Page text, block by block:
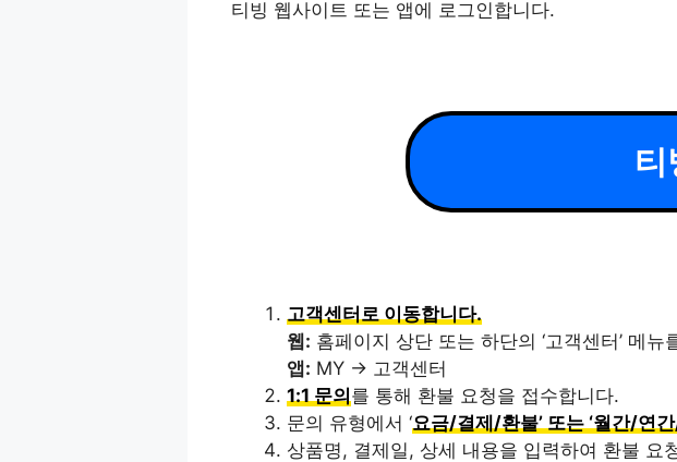
티빙 웹사이트 또는 앱에 로그인합니다.
티
고객센터로 이동합니다.
웹: 홈페이지 상단 또는 하단의 ‘고객센터’ 메뉴
앱: MY → 고객센터
1:1 문의를 통해 환불 요청을 접수합니다.
문의 유형에서 ‘요금/결제/환불’ 또는 ‘월간/연
상품명, 결제일, 상세 내용을 입력하여 환불 요